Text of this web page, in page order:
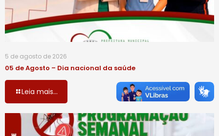
5 de agosto de 2026
05 de Agosto – Dia nacional da saúde
Leia mais...